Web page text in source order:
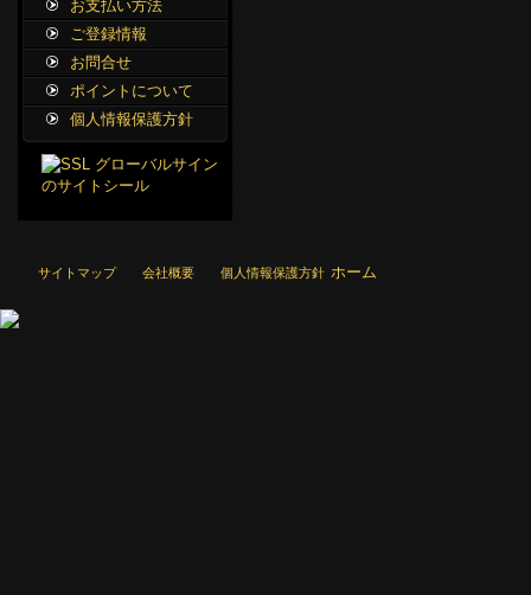
お支払い方法
ご登録情報
お問合せ
ポイントについて
個人情報保護方針
ホーム
サイトマップ 会社概要 個人情報保護方針